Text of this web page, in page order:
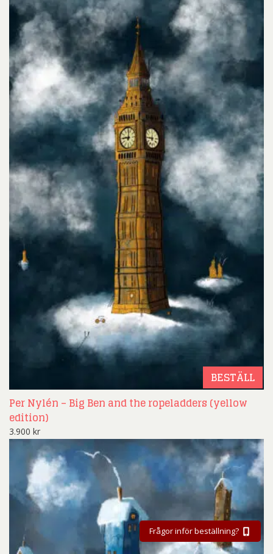
BESTÄLL
Per Nylén – Big Ben and the ropeladders (yellow
edition)
3.900 kr
Frågor inför beställning?